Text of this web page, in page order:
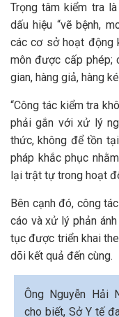
Trọng tâm kiểm tra
dấu hiệu “vẽ bệnh,
các cơ sở hoạt động
môn được cấp phép;
gian, hàng giả, hàng
“Công tác kiểm tra
phải gắn với xử lý
thức, không để tồn
pháp khắc phục
lại trật tự trong hoạt
Bên cạnh đó, công
cáo và xử lý phản
tục được triển khai
dõi kết quả đến cùng.
Ông Nguyễn Hải
cho biết, Sở Y tế